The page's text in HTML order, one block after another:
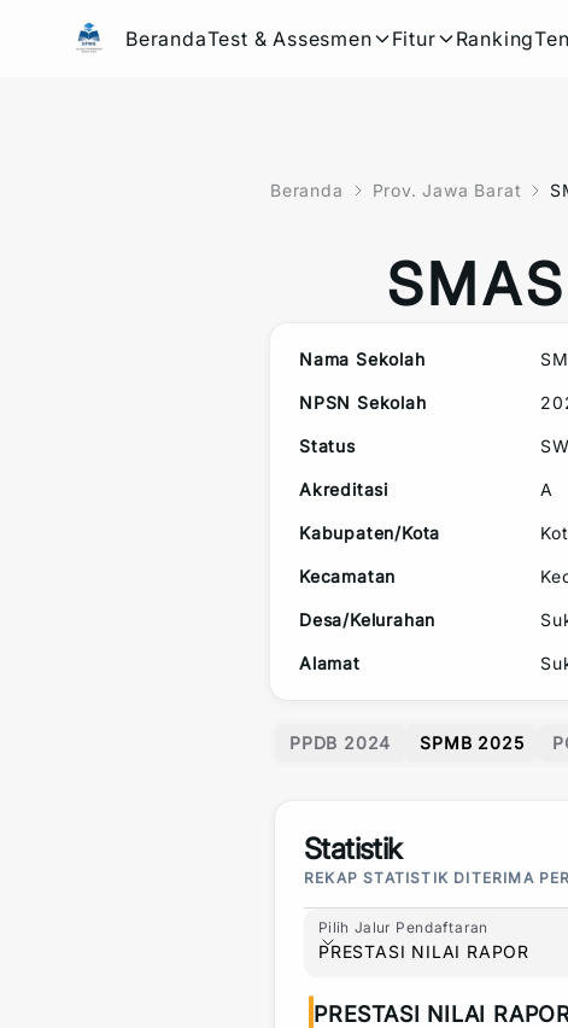
BerandaTest & Assesmen Fitur Ranking
Beranda Prov. Jawa Barat
Nama Sekolah
NPSN Sekolah
Status
Akreditasi A
Kabupaten/Kota
Kecamatan
Desa/Kelurahan
Alamat
PPDB 2024 SPMB 2025
Statistik
REKAP STATISTIK DITERIMA
Pilih Jalur Pendaftaran
Pilih Jalur Pendaftaran
PRESTASI NILAI RAPOR
PRESTASI NILAI